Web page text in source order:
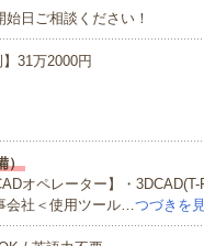
日ご相談ください！
31万2000円
）
オペレーター】・
会社＜使用ツール…つづきを